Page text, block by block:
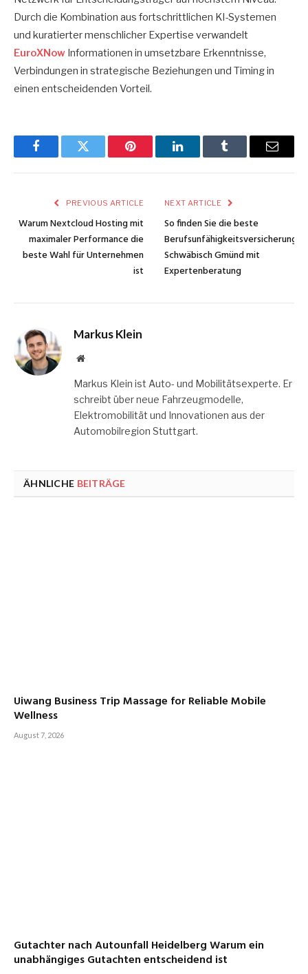
Durch die Kombination aus fortschrittlichen KI-Systemen
und kuratierter menschlicher Expertise verwandelt
EuroXNow Informationen in umsetzbare Erkenntnisse,
Verbindungen in strategische Beziehungen und Timing in
einen entscheidenden Vorteil.
FacebookTwitter Pinterest LinkedInTumblr Email
PREVIOUS ARTICLE
Warum Nextcloud Hosting mit
maximaler Performance die
beste Wahl für Unternehmen
ist
NEXT ARTICLE
So finden Sie die beste
Berufsunfähigkeitsversicherung
Schwäbisch Gmünd mit
Expertenberatung
Markus Klein
Website
Markus Klein ist Auto- und Mobilitätsexperte. Er
schreibt über neue Fahrzeugmodelle,
Elektromobilität und Innovationen aus der
Automobilregion Stuttgart.
ÄHNLICHE BEITRÄGE
Uiwang Business Trip Massage for Reliable Mobile
Wellness
August 7, 2026
Gutachter nach Autounfall Heidelberg Warum ein
unabhängiges Gutachten entscheidend ist